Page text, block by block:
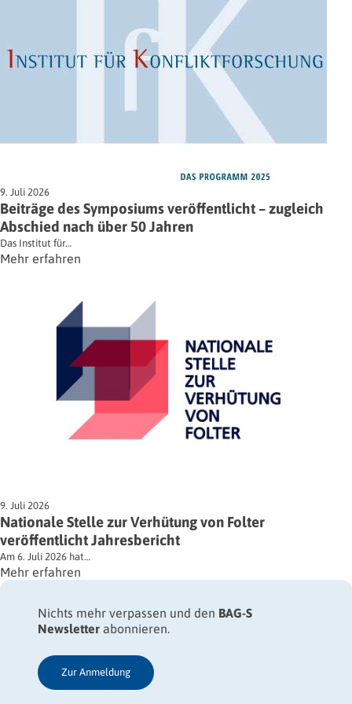
9. Juli 2026
Beiträge des Symposiums veröffentlicht – zugleich
Abschied nach über 50 Jahren
Das Institut für…
Mehr erfahren
9. Juli 2026
Nationale Stelle zur Verhütung von Folter
veröffentlicht Jahresbericht
Am 6. Juli 2026 hat…
Mehr erfahren
Nichts mehr verpassen und den BAG-S
Newsletter abonnieren.
Zur Anmeldung